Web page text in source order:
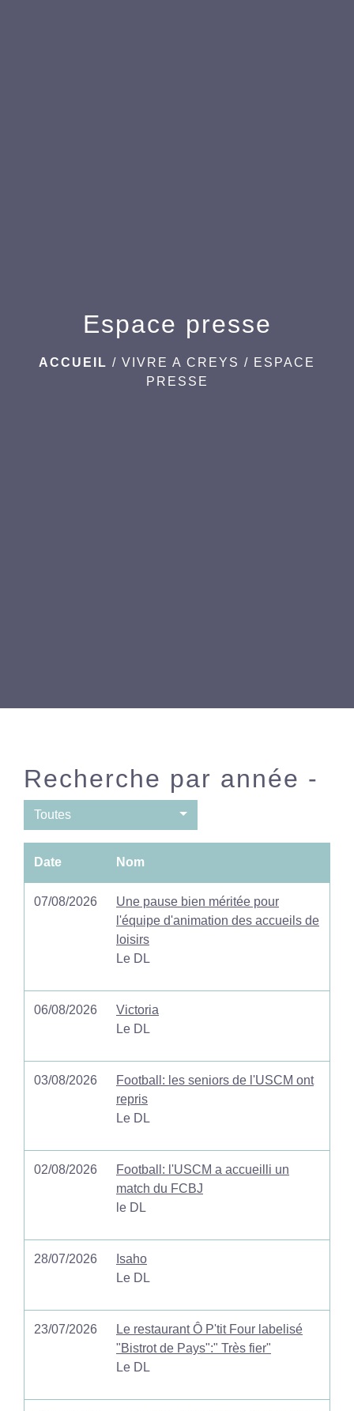
Espace presse
ACCUEIL / VIVRE A CREYS / ESPACE
PRESSE
Recherche par année -
Toutes
Date Nom
07/08/2026
Une pause bien méritée pour
l'équipe d'animation des accueils de
loisirs
Le DL
06/08/2026
Victoria
Le DL
03/08/2026
Football: les seniors de l'USCM ont
repris
Le DL
02/08/2026
Football: l'USCM a accueilli un
match du FCBJ
le DL
28/07/2026
Isaho
Le DL
23/07/2026
Le restaurant Ô P'tit Four labelisé
"Bistrot de Pays":" Très fier"
Le DL